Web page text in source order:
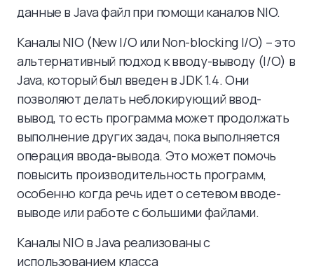
данные в Java файл при помощи каналов NIO.
Каналы NIO (New I/O или Non-blocking I/O) – это
альтернативный подход к вводу-выводу (I/O) в
Java, который был введен в JDK 1.4. Они
позволяют делать неблокирующий ввод-
вывод, то есть программа может продолжать
выполнение других задач, пока выполняется
операция ввода-вывода. Это может помочь
повысить производительность программ,
особенно когда речь идет о сетевом вводе-
выводе или работе с большими файлами.
Каналы NIO в Java реализованы с
использованием класса